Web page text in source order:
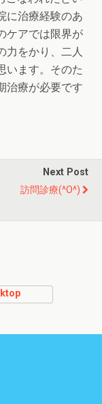
に治療経験のあ
ケアでは限界が
力をかり、二人
います。そのた
治療が必要です
Next Post
訪問診療(^o^)